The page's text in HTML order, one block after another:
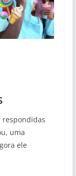
respondidas
uma
ele